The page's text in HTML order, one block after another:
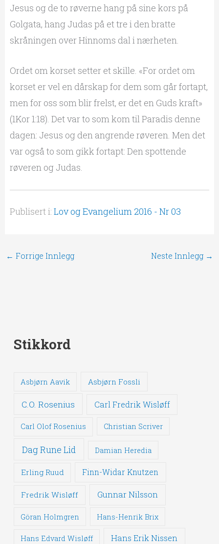
Jesus og de to røverne hang på sine kors på
Golgata, hang Judas på et tre i den bratte
skråningen over Hinnoms dal i nærheten.
Ordet om korset setter et skille. «For ordet om
korset er vel en dårskap for dem som går fortapt,
men for oss som blir frelst, er det en Guds kraft»
(1Kor 1:18). Det var to som kom til Paradis denne
dagen: Jesus og den angrende røveren. Men det
var også to som gikk fortapt: Den spottende
røveren og Judas.
Publisert i: Lov og Evangelium 2016 - Nr 03
← Forrige Innlegg Neste Innlegg →
Stikkord
Asbjørn Aavik Asbjørn Fossli
C.O. Rosenius Carl Fredrik Wisløff
Carl Olof Rosenius Christian Scriver
Dag Rune Lid Damian Heredia
Erling Ruud Finn-Widar Knutzen
Fredrik Wisløff Gunnar Nilsson
Göran Holmgren Hans-Henrik Brix
Hans Edvard Wisløff Hans Erik Nissen